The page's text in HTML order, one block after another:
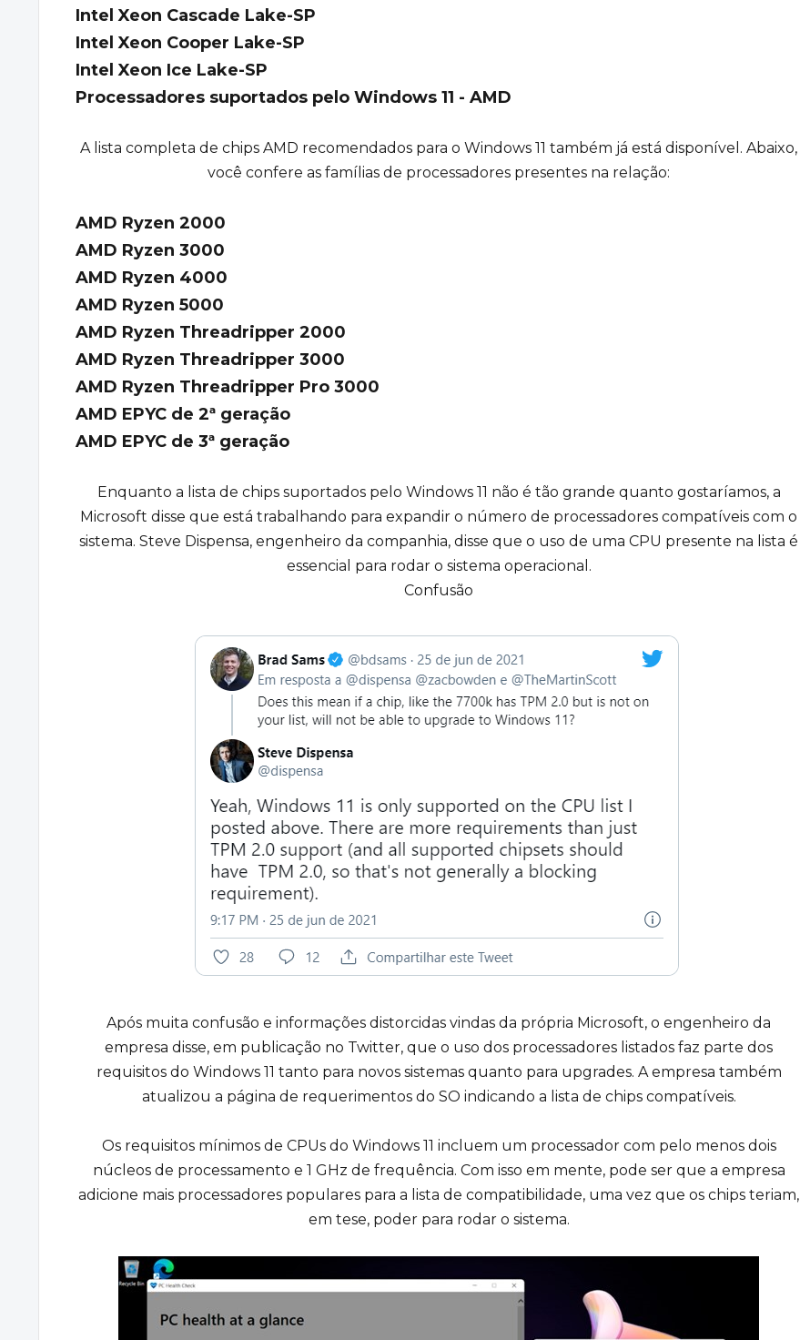
Intel Xeon Cascade Lake-SP
Intel Xeon Cooper Lake-SP
Intel Xeon Ice Lake-SP
Processadores suportados pelo Windows 11 - AMD
A lista completa de chips AMD recomendados para o Windows 11 também já está disponível. Abaixo,
você confere as famílias de processadores presentes na relação:
AMD Ryzen 2000
AMD Ryzen 3000
AMD Ryzen 4000
AMD Ryzen 5000
AMD Ryzen Threadripper 2000
AMD Ryzen Threadripper 3000
AMD Ryzen Threadripper Pro 3000
AMD EPYC de 2ª geração
AMD EPYC de 3ª geração
Enquanto a lista de chips suportados pelo Windows 11 não é tão grande quanto gostaríamos, a
Microsoft disse que está trabalhando para expandir o número de processadores compatíveis com o
sistema. Steve Dispensa, engenheiro da companhia, disse que o uso de uma CPU presente na lista é
essencial para rodar o sistema operacional.
Confusão
Após muita confusão e informações distorcidas vindas da própria Microsoft, o engenheiro da
empresa disse, em publicação no Twitter, que o uso dos processadores listados faz parte dos
requisitos do Windows 11 tanto para novos sistemas quanto para upgrades. A empresa também
atualizou a página de requerimentos do SO indicando a lista de chips compatíveis.
Os requisitos mínimos de CPUs do Windows 11 incluem um processador com pelo menos dois
núcleos de processamento e 1 GHz de frequência. Com isso em mente, pode ser que a empresa
adicione mais processadores populares para a lista de compatibilidade, uma vez que os chips teriam,
em tese, poder para rodar o sistema.